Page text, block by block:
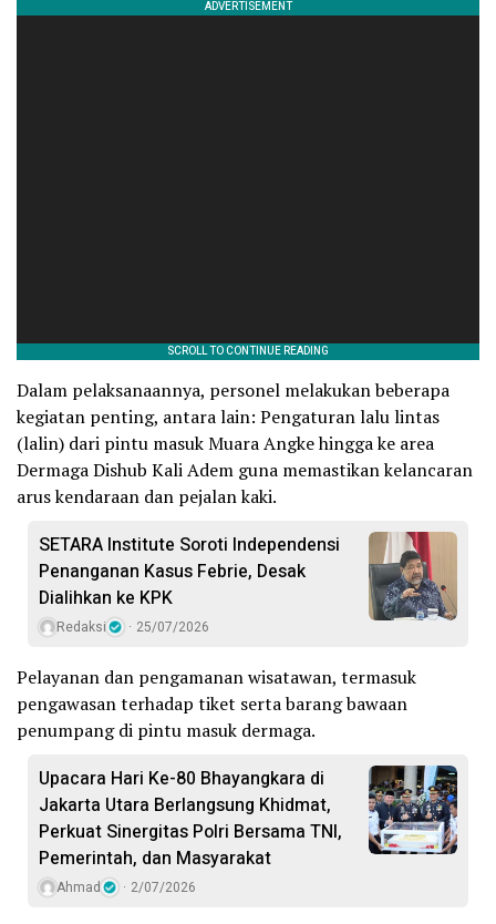
Dalam pelaksanaannya, personel melakukan beberapa
kegiatan penting, antara lain: Pengaturan lalu lintas
(lalin) dari pintu masuk Muara Angke hingga ke area
Dermaga Dishub Kali Adem guna memastikan kelancaran
arus kendaraan dan pejalan kaki.
SETARA Institute Soroti Independensi
Penanganan Kasus Febrie, Desak
Dialihkan ke KPK
Redaksi 25/07/2026
Pelayanan dan pengamanan wisatawan, termasuk
pengawasan terhadap tiket serta barang bawaan
penumpang di pintu masuk dermaga.
Upacara Hari Ke-80 Bhayangkara di
Jakarta Utara Berlangsung Khidmat,
Perkuat Sinergitas Polri Bersama TNI,
Pemerintah, dan Masyarakat
Ahmad 2/07/2026